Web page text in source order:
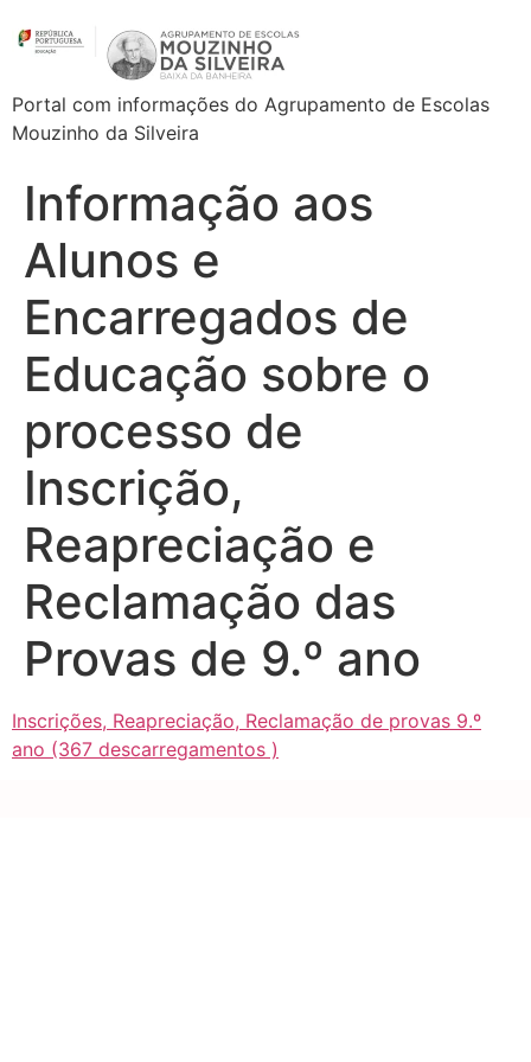
Portal com informações do Agrupamento de Escolas
Mouzinho da Silveira
Informação aos
Alunos e
Encarregados de
Educação sobre o
processo de
Inscrição,
Reapreciação e
Reclamação das
Provas de 9.º ano
Inscrições, Reapreciação, Reclamação de provas 9.º
ano (367 descarregamentos )